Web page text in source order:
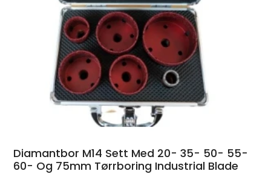
Diamantbor M14 Sett Med 20- 35- 50- 55-
60- Og 75mm Tørrboring Industrial Blade